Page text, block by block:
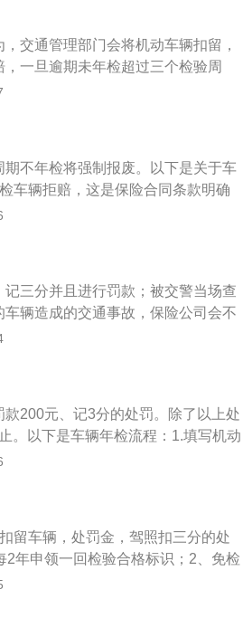
辆的安全性，脱检车辆在路上行
罚款；2、车辆出现交通事故，保
办理年检手续，车辆会被强制报
年审车辆发生交通事故不进行赔付
二：车辆不年检会被扣车并罚款。
交通安全法》规定，给予驾驶人一
。
交通管理部门会将机动车辆扣留，
一旦逾期未年检超过三个检验周
提前时间：机动车年检可以提前三
，一旦上路行驶，所出现的交通事
。车辆年检的方式：机动车辆年检
检；直接到车辆管理所或者是公安
检，才不会让车辆使用遭受问题，
不年检将强制报废。以下是关于车
车辆拒赔，这是保险合同条款明确
或年审不合格以及保险车辆不具备
期届满后连续3个检验周期内未取
废。
三分并且进行罚款；被交警当场查
辆造成的交通事故，保险公司会不
周期（年检一次算一个周期）还未
也不能再使用）。2.为了不错过年
正确，能接收到温馨短信。一般车
年审。注意查看行驶证副本，上面
止时间前参见年审（可提前90天内
200元、记3分的处罚。除了以上处
。以下是车辆年检流程：1.填写机动
行驶证原件、交强险副本、身份证
理人身份证复印件、车辆。2.将车
将车开进检测站。4.上线通过检
领取检测报告和环保标识行驶证副
留车辆，处罚金，驾照扣三分的处
年申领一回检验合格标识；2、免检
驶的；3、应立即去到车管所进行
也可能存有相应的风险性，因此应